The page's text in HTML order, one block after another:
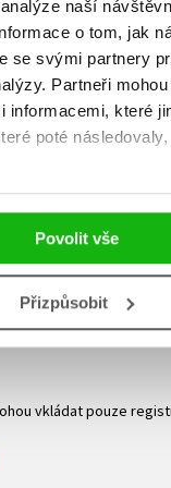
naší
o tom, jak
se svými partnery
Partneři
informacemi, které
poté
Povolit vše
Přizpůsobit
vytvořena žádná
vkládat pouze